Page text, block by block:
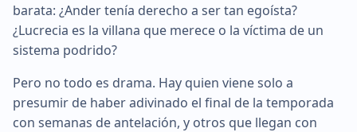
barata: ¿Ander tenía derecho a ser tan egoísta?
¿Lucrecia es la villana que merece o la víctima de un
sistema podrido?
Pero no todo es drama. Hay quien viene solo a
presumir de haber adivinado el final de la temporada
con semanas de antelación, y otros que llegan con